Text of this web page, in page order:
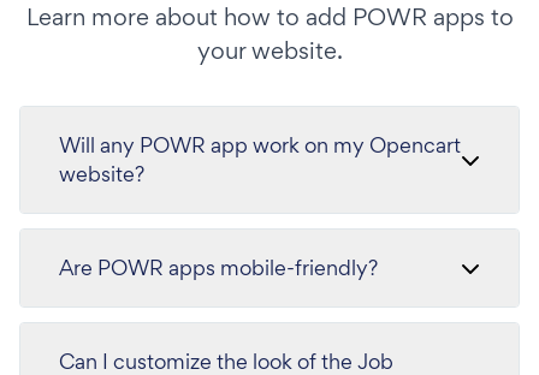
Learn more about how to add POWR apps to
your website.
Will any POWR app work on my Opencart
website?
Are POWR apps mobile-friendly?
Can I customize the look of the Job